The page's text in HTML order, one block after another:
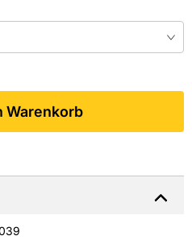
Warenkorb